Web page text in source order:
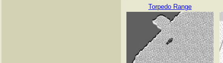
Torpedo Range